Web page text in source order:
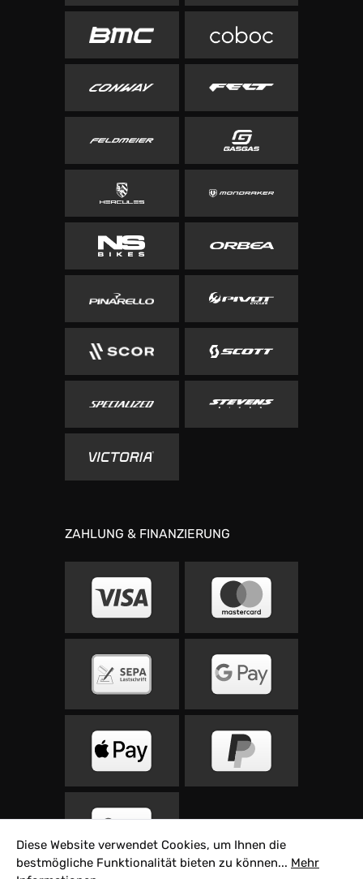
ZAHLUNG & FINANZIERUNG
Diese Website verwendet Cookies, um Ihnen die
bestmögliche Funktionalität bieten zu können... Mehr